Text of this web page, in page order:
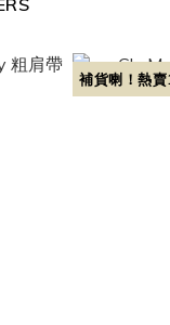
補貨喇！熱